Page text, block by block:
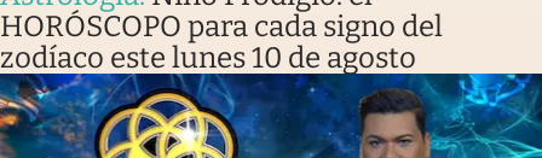
HORÓSCOPO para cada signo del
zodíaco este lunes 10 de agosto